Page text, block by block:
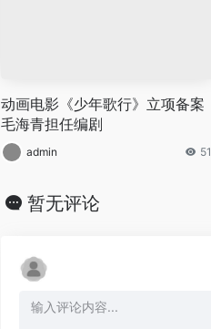
动画电影《少年歌行》立项备案
毛海青担任编剧
admin 51
暂无评论